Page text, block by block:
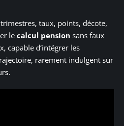
taux, points, décote,
le calcul pension sans faux
capable d’intégrer les
rarement indulgent sur